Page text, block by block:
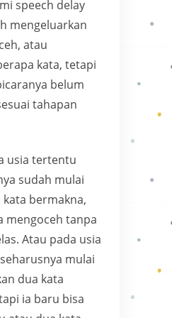
speech delay
mengeluarkan
atau
kata, tetapi
belum
tahapan
usia tertentu
sudah mulai
bermakna,
mengoceh tanpa
Atau pada usia
mulai
dua kata
ia baru bisa